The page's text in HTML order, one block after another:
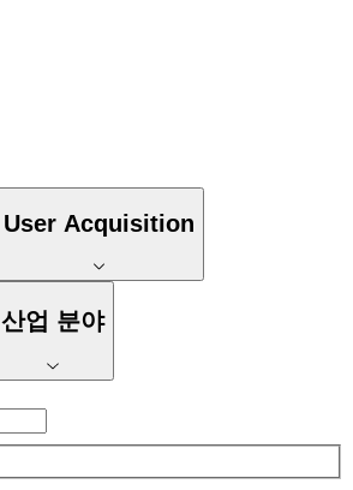
User Acquisition
산업 분야